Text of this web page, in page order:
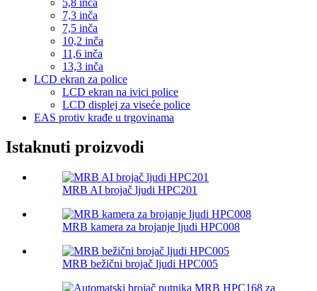
7,3 inča
7,5 inča
10,2 inča
11,6 inča
13,3 inča
LCD ekran za police
LCD ekran na ivici police
LCD displej za viseće police
EAS protiv krađe u trgovinama
Istaknuti proizvodi
MRB AI brojač ljudi HPC201
MRB kamera za brojanje ljudi HPC008
MRB bežični brojač ljudi HPC005